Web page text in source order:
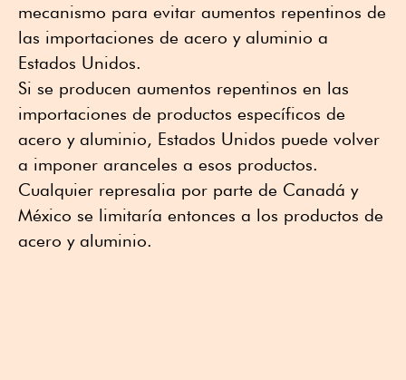
mecanismo para evitar aumentos repentinos de
las importaciones de acero y aluminio a
Estados Unidos.
Si se producen aumentos repentinos en las
importaciones de productos específicos de
acero y aluminio, Estados Unidos puede volver
a imponer aranceles a esos productos.
Cualquier represalia por parte de Canadá y
México se limitaría entonces a los productos de
acero y aluminio.